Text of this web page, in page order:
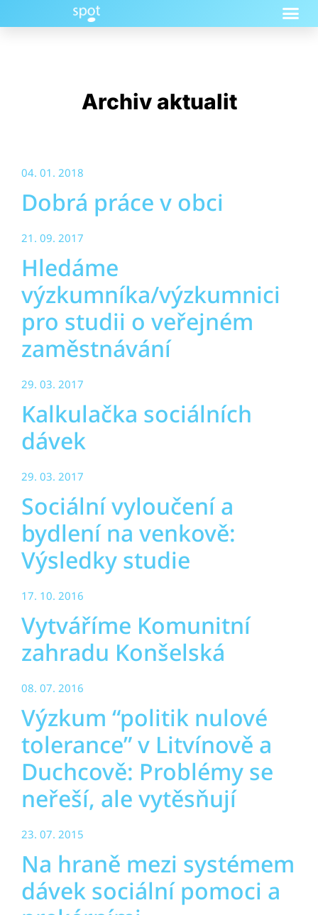
Archiv aktualit
04. 01. 2018
Dobrá práce v obci
21. 09. 2017
Hledáme
výzkumníka/výzkumnici
pro studii o veřejném
zaměstnávání
29. 03. 2017
Kalkulačka sociálních
dávek
29. 03. 2017
Sociální vyloučení a
bydlení na venkově:
Výsledky studie
17. 10. 2016
Vytváříme Komunitní
zahradu Konšelská
08. 07. 2016
Výzkum “politik nulové
tolerance” v Litvínově a
Duchcově: Problémy se
neřeší, ale vytěsňují
23. 07. 2015
Na hraně mezi systémem
dávek sociální pomoci a